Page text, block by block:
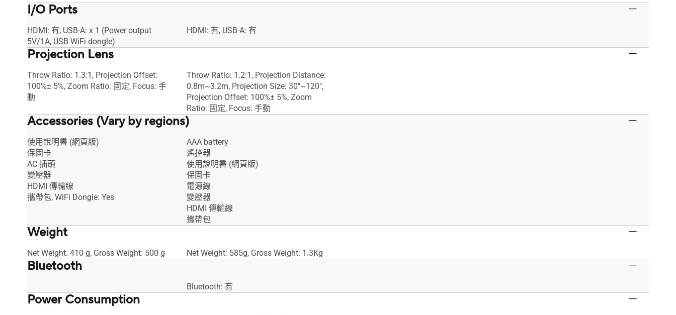
I/O Ports
HDMI: 有, USB-A: x 1 (Power output
5V/1A, USB WiFi dongle)
HDMI: 有, USB-A: 有
Projection Lens
Throw Ratio: 1.3:1, Projection Offset:
100%± 5%, Zoom Ratio: 固定, Focus: 手
動
Throw Ratio: 1.2:1, Projection Distance:
0.8m~3.2m, Projection Size: 30"~120",
Projection Offset: 100%± 5%, Zoom
Ratio: 固定, Focus: 手動
Accessories (Vary by regions)
使用說明書 (網頁版)
保固卡
AC 插頭
變壓器
HDMI 傳輸線
攜帶包, WiFi Dongle: Yes
AAA battery
遙控器
使用說明書 (網頁版)
保固卡
電源線
變壓器
HDMI 傳輸線
攜帶包
Weight
Net Weight: 410 g, Gross Weight: 500 g Net Weight: 585g, Gross Weight: 1.3Kg
Bluetooth
Bluetooth: 有
Power Consumption